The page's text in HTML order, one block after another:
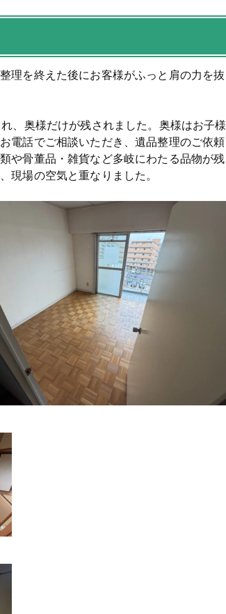
理を終えた後にお客様がふっと肩の力を抜
、奥様だけが残されました。奥様はお子様
電話でご相談いただき、遺品整理のご依頼
や骨董品・雑貨など多岐にわたる品物が残
現場の空気と重なりました。